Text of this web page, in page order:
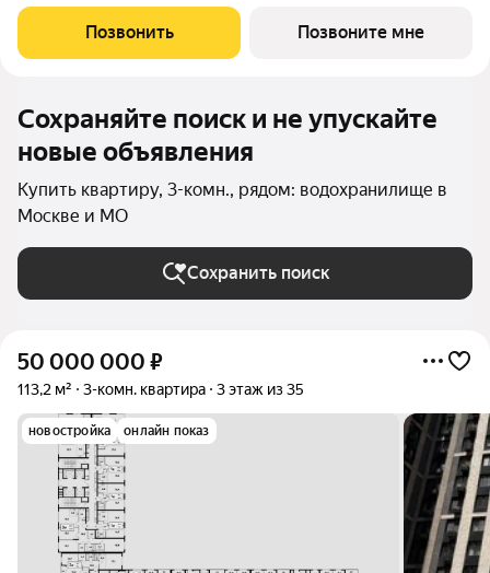
расположение 3 минуты пешком до станции метро «Водный
стадион». 2 минуты на
Позвонить Позвоните мне
Сохраняйте поиск и не упускайте
новые объявления
Купить квартиру, 3-комн., рядом: водохранилище в
Москве и МО
Сохранить поиск
50 000 000 ₽
113,2 м² 3-комн. квартира 3 этаж из 35
новостройка онлайн показ